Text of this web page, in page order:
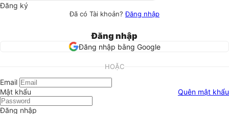
Đăng ký
Đã có Tài khoản?Đăng nhập
Đăng nhập
Đăng nhập bằng Google
HOẶC
Email
Mật khẩu
Quên mật khẩu
Đăng nhập